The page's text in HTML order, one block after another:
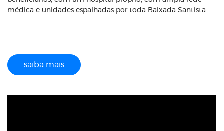
médica e unidades espalhadas por toda Baixada Santista.
saiba mais